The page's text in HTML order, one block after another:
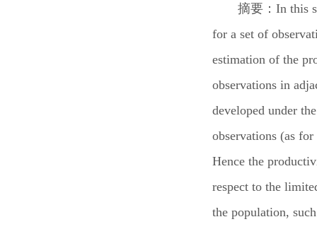
摘要： In this
for a set of
estimation of the
observations in
developed under
observations (as
Hence the
respect to the
the population,